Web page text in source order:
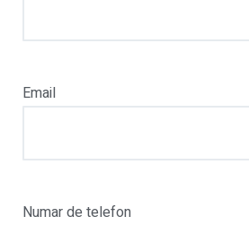
Email
Numar de telefon